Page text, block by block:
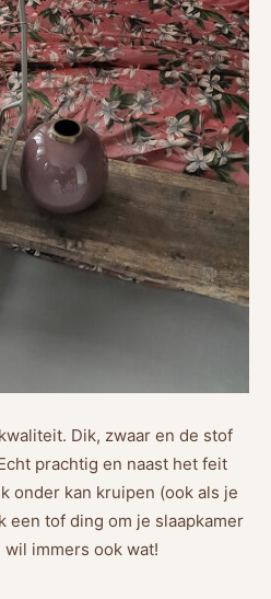
Dik, zwaar en de stof
prachtig en naast het feit
onder kan kruipen (ook als je
een tof ding om je slaapkamer
immers ook wat!